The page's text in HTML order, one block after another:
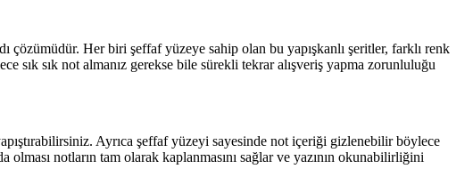
çözümüdür. Her biri şeffaf yüzeye sahip olan bu yapışkanlı şeritler, farklı renk
sık sık not almanız gerekse bile sürekli tekrar alışveriş yapma zorunluluğu
Ayrıca şeffaf yüzeyi sayesinde not içeriği gizlenebilir böylece
notların tam olarak kaplanmasını sağlar ve yazının okunabilirliğini